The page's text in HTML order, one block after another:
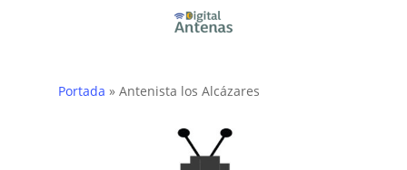
Portada » Antenista los Alcázares